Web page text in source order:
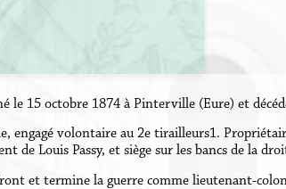
le 15 octobre 1874 à Pinterville (Eure) et
engagé volontaire au 2e tirailleurs1.
de Louis Passy, et siège sur les bancs de la
et termine la guerre comme lieutenant-